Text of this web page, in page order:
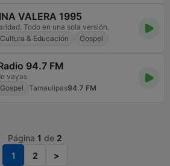
VALERA 1995
Todo en una sola versión.
Cultura & Educación Gospel
94.7 FM
vayas
Gospel Tamaulipas94.7 FM
Página 1 de 2
1
2 >